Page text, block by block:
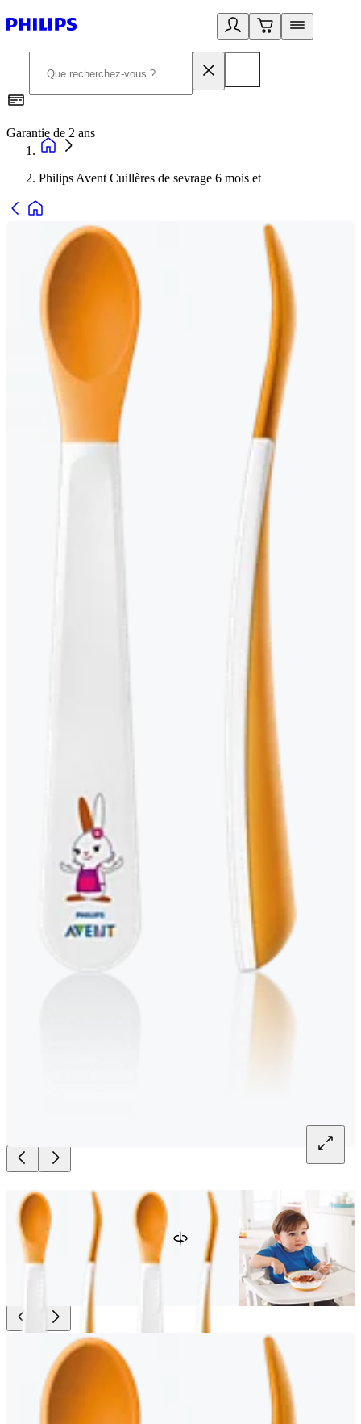
Garantie de 2 ans
Philips Avent Cuillères de sevrage 6 mois et +